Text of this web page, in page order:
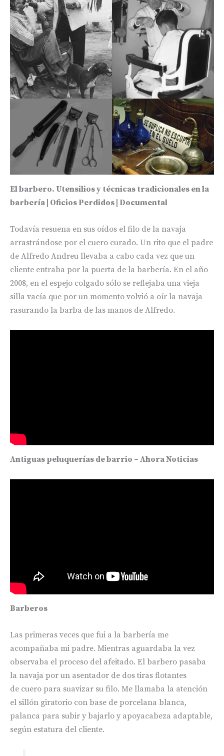
El barbero. Utensilios y técnicas tradicionales en la
barbería | Oficios Perdidos | Documental
Todavía resuena en sus oídos el filo de la navaja
arrastrándose por el cuero curado. Un rito que el padre
de Alfredo Andreu llevaba a cabo cada vez que un
cliente entraba por la puerta de la barbería. En el año
2008, en el espejo colgado sólo se reflejaba una vieja
silla vacía que por un momento volvió a oír la navaja
rasurando la barba de las manos de Alfredo.
Antiguas peluquerías de barrio – Ahora Noticias
Barberos
Las primeras veces que fui a la barbería me
acompañaba mi padre. Mientras aguardaba la vez
observaba el proceso del afeitado. El barbero pasaba
la navaja por un asentador de dos tiras flotantes
de cuero para suavizar su filo. Me llamaba la atención
el sillón giratorio con base de porcelana blanca,
palanca para subir y bajarlo y apoyacabeza adaptable,
según estatura del cliente.